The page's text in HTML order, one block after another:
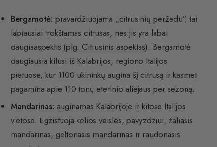
Bergamotė: pravardžiuojama „citrusinių peržedu“, tai
labiausiai trokštamas citrusas, nes jis yra labai
daugiaaspektis (plg. Citrusinis aspektas). Bergamotė
daugiausia kilusi iš Kalabrijos, regiono Italijos
pietuose, kur 1100 ūkininkų augina šį citrusą ir kasmet
pagamina apie 110 tonų eterinio aliejaus per sezoną.
Mandarinas: auginamas Kalabrijoje ir kitose Italijos
vietose. Egzistuoja kelios veislės, pavyzdžiui, žaliasis
mandarinas, geltonasis mandarinas ir raudonasis